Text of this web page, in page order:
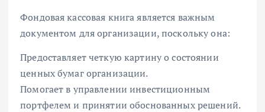
Фондовая кассовая книга является важным
документом для организации, поскольку она:
Предоставляет четкую картину о состоянии
ценных бумаг организации.
Помогает в управлении инвестиционным
портфелем и принятии обоснованных решений.